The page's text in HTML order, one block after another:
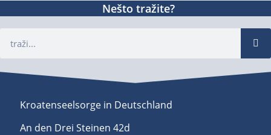
Nešto tražite?
Kroatenseelsorge in Deutschland
An den Drei Steinen 42d